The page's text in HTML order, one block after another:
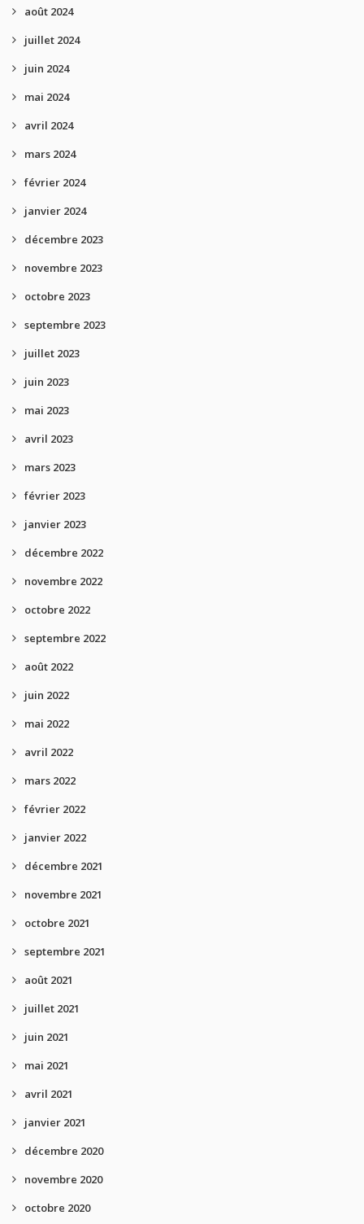
août 2024
juillet 2024
juin 2024
mai 2024
avril 2024
mars 2024
février 2024
janvier 2024
décembre 2023
novembre 2023
octobre 2023
septembre 2023
juillet 2023
juin 2023
mai 2023
avril 2023
mars 2023
février 2023
janvier 2023
décembre 2022
novembre 2022
octobre 2022
septembre 2022
août 2022
juin 2022
mai 2022
avril 2022
mars 2022
février 2022
janvier 2022
décembre 2021
novembre 2021
octobre 2021
septembre 2021
août 2021
juillet 2021
juin 2021
mai 2021
avril 2021
janvier 2021
décembre 2020
novembre 2020
octobre 2020